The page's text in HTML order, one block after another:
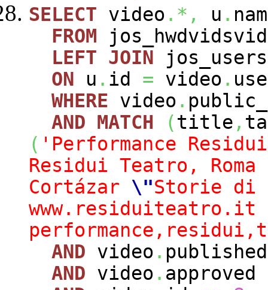
SELECT video .*, u .
FROM
LEFT JOIN
ON u . id = video .
WHERE video .
AND MATCH (title ,
( 'Performance
Residui Teatro,
Cortázar \"Storie di
www.residuiteatro.it
AND video .
AND video . approved